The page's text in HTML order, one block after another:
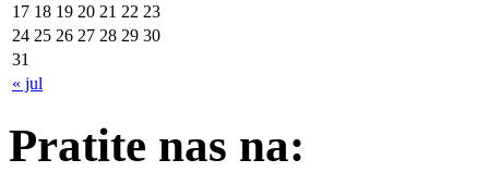
« jul
17 18 19 20 21 22 23
24 25 26 27 28 29 30
31
Pratite nas na: